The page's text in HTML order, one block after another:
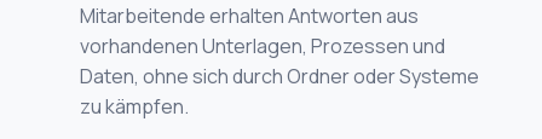
Mitarbeitende erhalten Antworten aus
vorhandenen Unterlagen, Prozessen und
Daten, ohne sich durch Ordner oder Systeme
zu kämpfen.